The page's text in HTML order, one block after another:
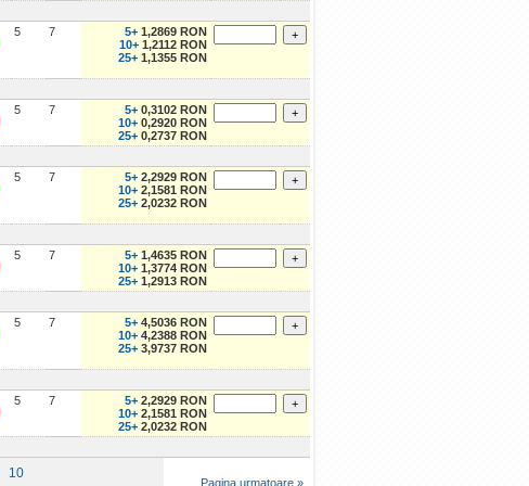
5 7 5+1,2869 RON
10+1,2112 RON
25+1,1355 RON
5 7 5+0,3102 RON
10+0,2920 RON
25+0,2737 RON
5 7 5+2,2929 RON
10+2,1581 RON
25+2,0232 RON
5 7 5+1,4635 RON
10+1,3774 RON
25+1,2913 RON
5 7 5+4,5036 RON
10+4,2388 RON
25+3,9737 RON
5 7 5+2,2929 RON
10+2,1581 RON
25+2,0232 RON
10
Pagina urmatoare »